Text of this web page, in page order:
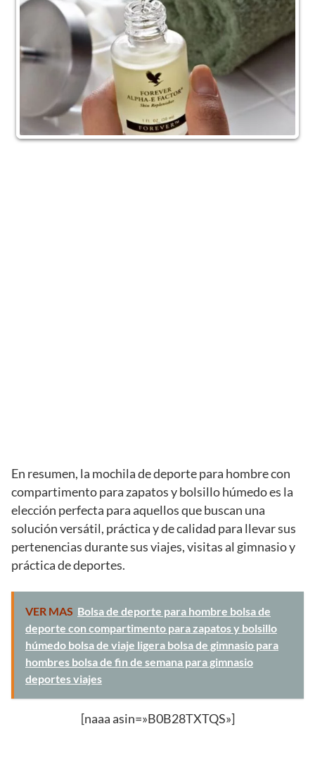
En resumen, la mochila de deporte para hombre con
compartimento para zapatos y bolsillo húmedo es la
elección perfecta para aquellos que buscan una
solución versátil, práctica y de calidad para llevar sus
pertenencias durante sus viajes, visitas al gimnasio y
práctica de deportes.
VER MAS Bolsa de deporte para hombre bolsa de
deporte con compartimento para zapatos y bolsillo
húmedo bolsa de viaje ligera bolsa de gimnasio para
hombres bolsa de fin de semana para gimnasio
deportes viajes
[naaa asin=»B0B28TXTQS»]